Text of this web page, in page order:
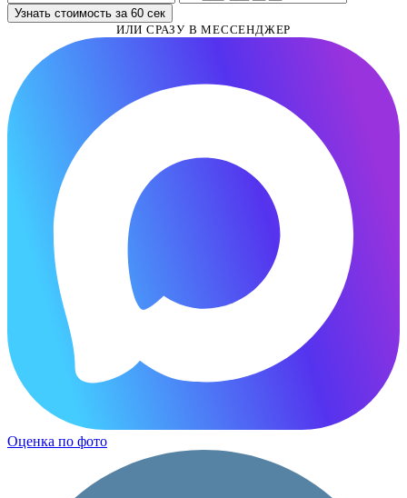
Узнать стоимость за 60 сек
ИЛИ СРАЗУ В МЕССЕНДЖЕР
Оценка по фото